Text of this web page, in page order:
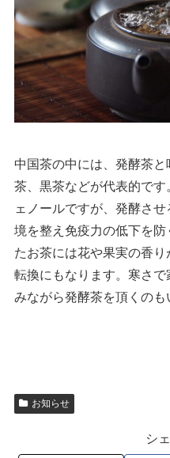
中国茶の中には、発酵茶
茶、黒茶などが代表的で
ェノールですが、発酵さ
境を整え免疫力の低下を
たお茶には花や果実の香
転換にもなります。寒さ
みながら発酵茶を頂くのも
お知らせ
シ